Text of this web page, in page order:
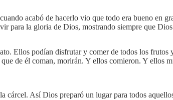
acabó de hacerlo vio que todo era bueno en
para la gloria de Dios, mostrando siempre que
Ellos podían disfrutar y comer de todos los
de él coman, morirán. Y ellos comieron. Y ellos
cárcel. Así Dios preparó un lugar para todos